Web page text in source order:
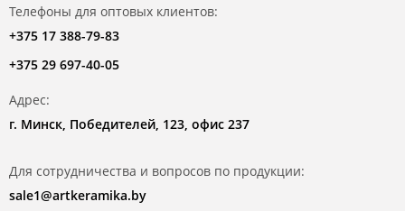
Телефоны для оптовых клиентов:
+375 17 388-79-83
+375 29 697-40-05
Адрес:
г. Минск, Победителей, 123, офис 237
Для сотрудничества и вопросов по продукции:
sale1@artkeramika.by